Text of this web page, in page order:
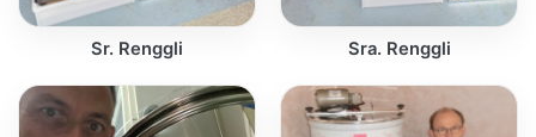
Sr. Renggli Sra. Renggli